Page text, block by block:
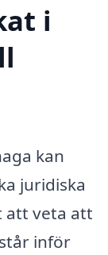
i
kan
juridiska
att veta att
inför